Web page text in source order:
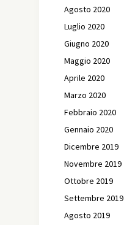
Agosto 2020
Luglio 2020
Giugno 2020
Maggio 2020
Aprile 2020
Marzo 2020
Febbraio 2020
Gennaio 2020
Dicembre 2019
Novembre 2019
Ottobre 2019
Settembre 2019
Agosto 2019